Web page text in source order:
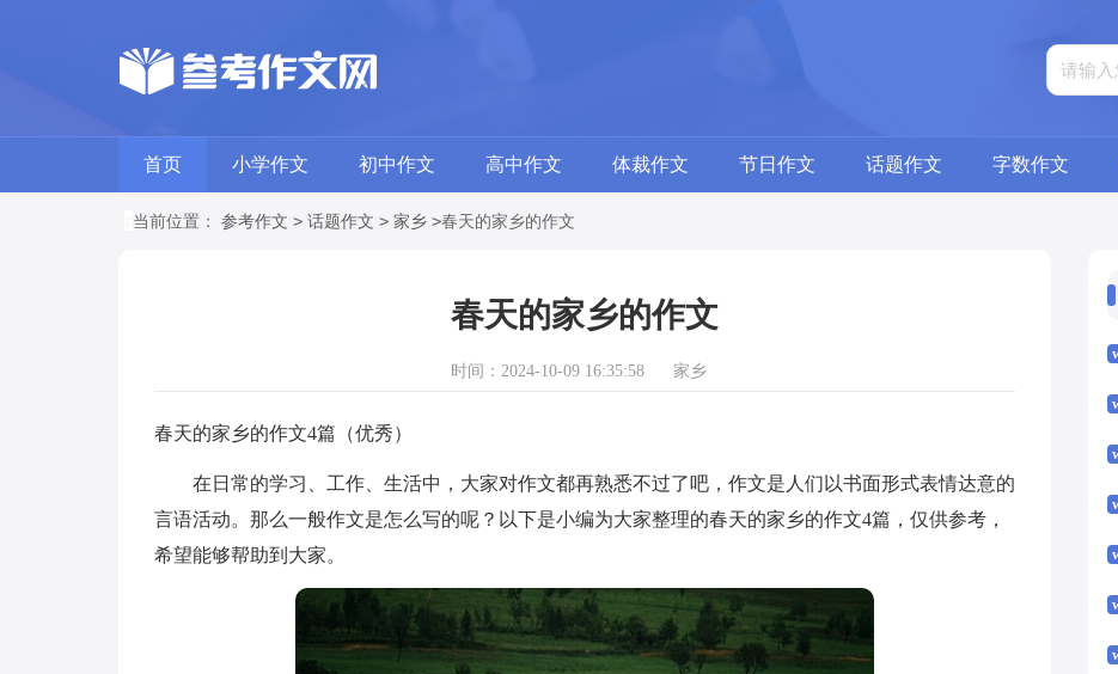
首页 小学作文 初中作文 高中作文 体裁作文 节日作文 话题作文 字数作文
当前位置： 参考作文 > 话题作文 > 家乡 >春天的家乡的作文
春天的家乡的作文
时间：2024-10-09 16:35:58 家乡
春天的家乡的作文4篇（优秀）
在日常的学习、工作、生活中，大家对作文都再熟悉不过了吧，作文是人们以书面形式表情达意的
言语活动。那么一般作文是怎么写的呢？以下是小编为大家整理的春天的家乡的作文4篇，仅供参考，
希望能够帮助到大家。